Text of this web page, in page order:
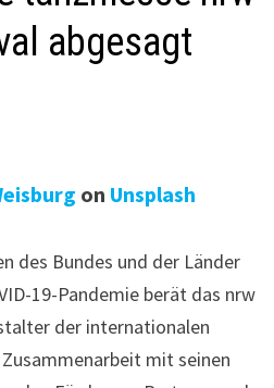
abgesagt
on Unsplash
des Bundes und der Länder
19-Pandemie berät das nrw
der internationalen
mit seinen